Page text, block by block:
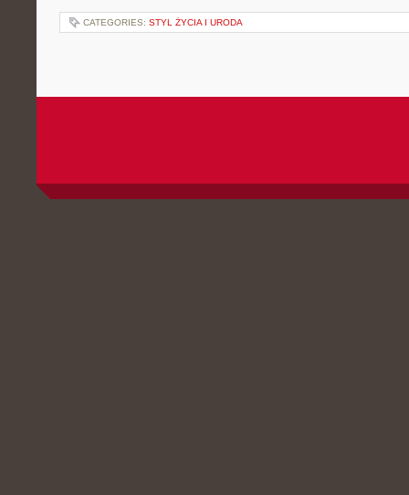
CATEGORIES: STYL ŻYCIA I URODA